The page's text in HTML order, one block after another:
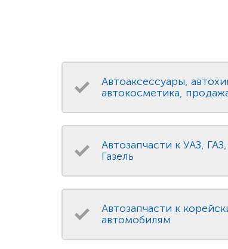
Автоаксессуары,
автокосметика,
Автозапчасти к УАЗ, ГАЗ,
Газель
Автозапчасти к
автомобилям